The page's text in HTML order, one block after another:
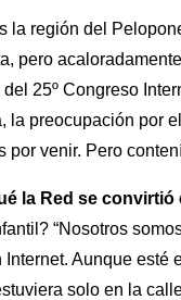
la región del
pero
25º Congreso
la preocupación por
por venir. Pero
la Red se
“Nosotros
Internet. Aunque esté
solo en la